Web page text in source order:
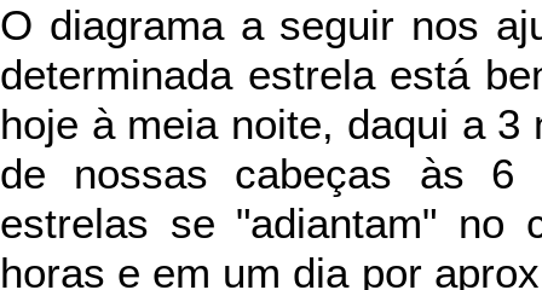
O diagrama a seguir nos
determinada estrela está
hoje à meia noite, daqui a
de nossas cabeças às
estrelas se "adiantam" no
horas e em um dia por